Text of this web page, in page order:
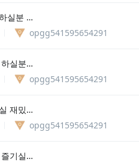
칼바람나락 디코하시면서 하실분 구합니다!! 3/5
opgg541595654291
칼바람 디코하면서 재밌게 하실분 라스트 한분!!
opgg541595654291
칼바람나락 디코하면서 하실 재밌으신분 구해욧 (3/5)
opgg541595654291
칼바람 디코하면서 재밌게 즐기실분 ~~